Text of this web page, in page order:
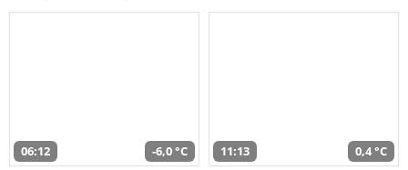
06:12 -6,0 °C 11:13 0,4 °C